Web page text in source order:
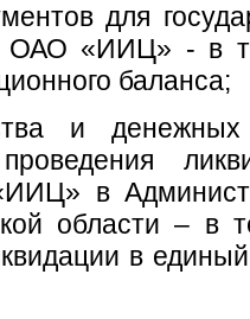
для
ОАО «ИИЦ» - в
баланса;
и
в
области – в
в